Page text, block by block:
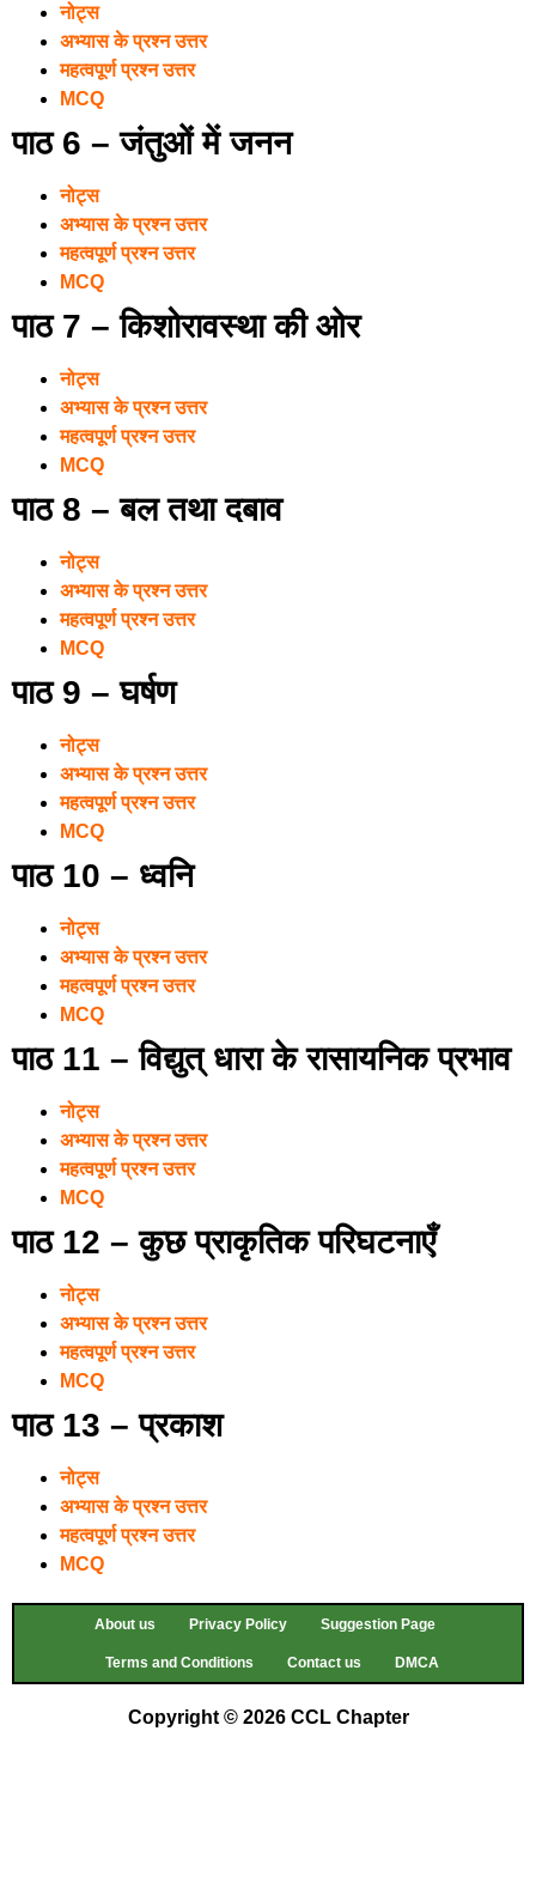
नोट्स
अभ्यास के प्रश्न उत्तर
महत्वपूर्ण प्रश्न उत्तर
MCQ
पाठ 6 – जंतुओं में जनन
नोट्स
अभ्यास के प्रश्न उत्तर
महत्वपूर्ण प्रश्न उत्तर
MCQ
पाठ 7 – किशोरावस्था की ओर
नोट्स
अभ्यास के प्रश्न उत्तर
महत्वपूर्ण प्रश्न उत्तर
MCQ
पाठ 8 – बल तथा दबाव
नोट्स
अभ्यास के प्रश्न उत्तर
महत्वपूर्ण प्रश्न उत्तर
MCQ
पाठ 9 – घर्षण
नोट्स
अभ्यास के प्रश्न उत्तर
महत्वपूर्ण प्रश्न उत्तर
MCQ
पाठ 10 – ध्वनि
नोट्स
अभ्यास के प्रश्न उत्तर
महत्वपूर्ण प्रश्न उत्तर
MCQ
पाठ 11 – विद्युत् धारा के रासायनिक प्रभाव
नोट्स
अभ्यास के प्रश्न उत्तर
महत्वपूर्ण प्रश्न उत्तर
MCQ
पाठ 12 – कुछ प्राकृतिक परिघटनाएँ
नोट्स
अभ्यास के प्रश्न उत्तर
महत्वपूर्ण प्रश्न उत्तर
MCQ
पाठ 13 – प्रकाश
नोट्स
अभ्यास के प्रश्न उत्तर
महत्वपूर्ण प्रश्न उत्तर
MCQ
About us Privacy Policy Suggestion Page
Terms and Conditions Contact us DMCA
Copyright © 2026 CCL Chapter